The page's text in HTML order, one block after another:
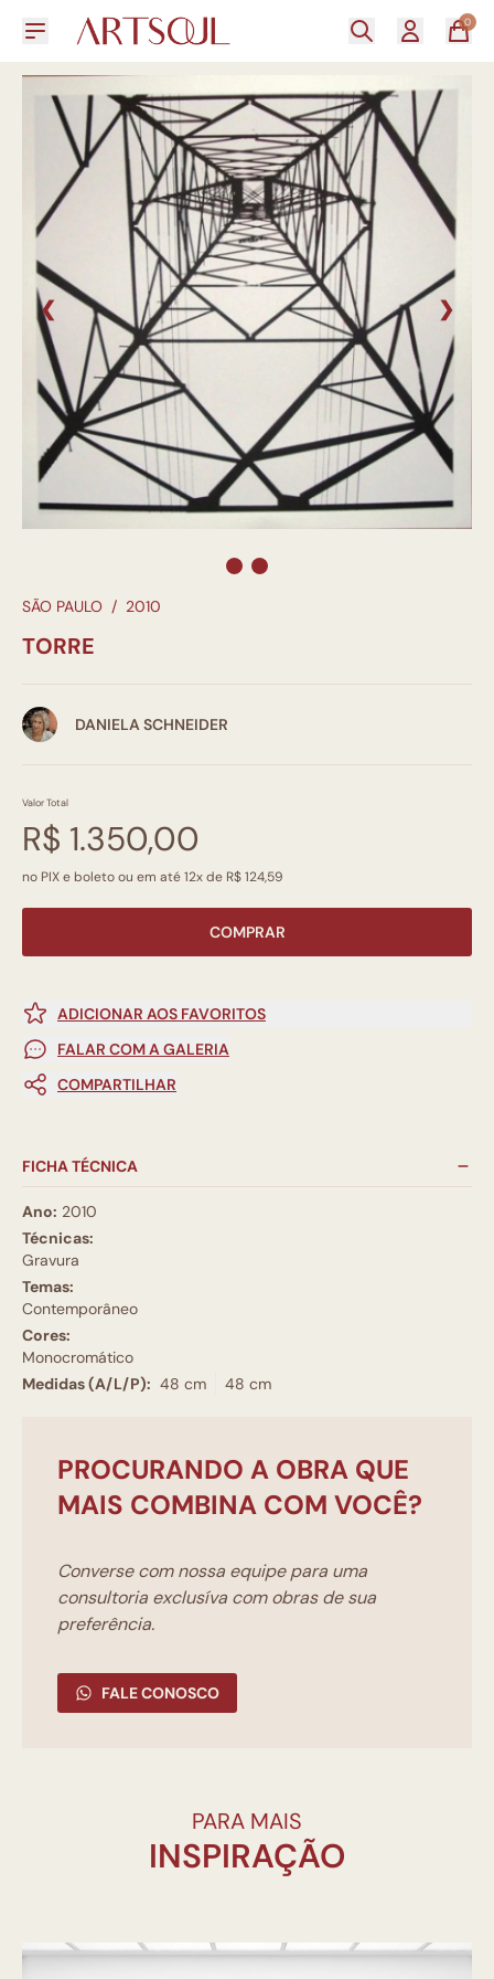
0
❮ ❯
SÃO PAULO / 2010
TORRE
DANIELA SCHNEIDER
Valor Total
R$ 1.350,00
no PIX e boleto ou em até 12x de R$ 124,59
COMPRAR
ADICIONAR AOS FAVORITOS
FALAR COM A GALERIA
COMPARTILHAR
FICHA TÉCNICA
Ano: 2010
Técnicas:
Gravura
Temas:
Contemporâneo
Cores:
Monocromático
Medidas (A/L/P): 48 cm 48 cm
PROCURANDO A OBRA QUE
MAIS COMBINA COM VOCÊ?
Converse com nossa equipe para uma
consultoria exclusíva com obras de sua
preferência.
FALE CONOSCO
PARA MAIS
INSPIRAÇÃO